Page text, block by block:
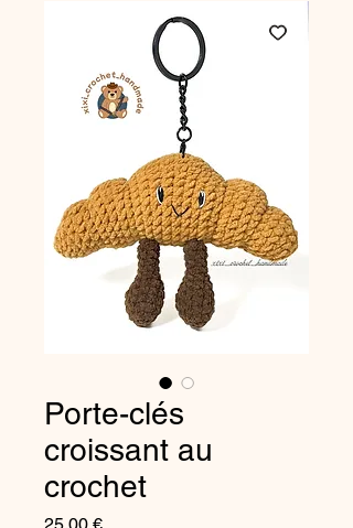
Porte-clés
croissant au
crochet
Prix